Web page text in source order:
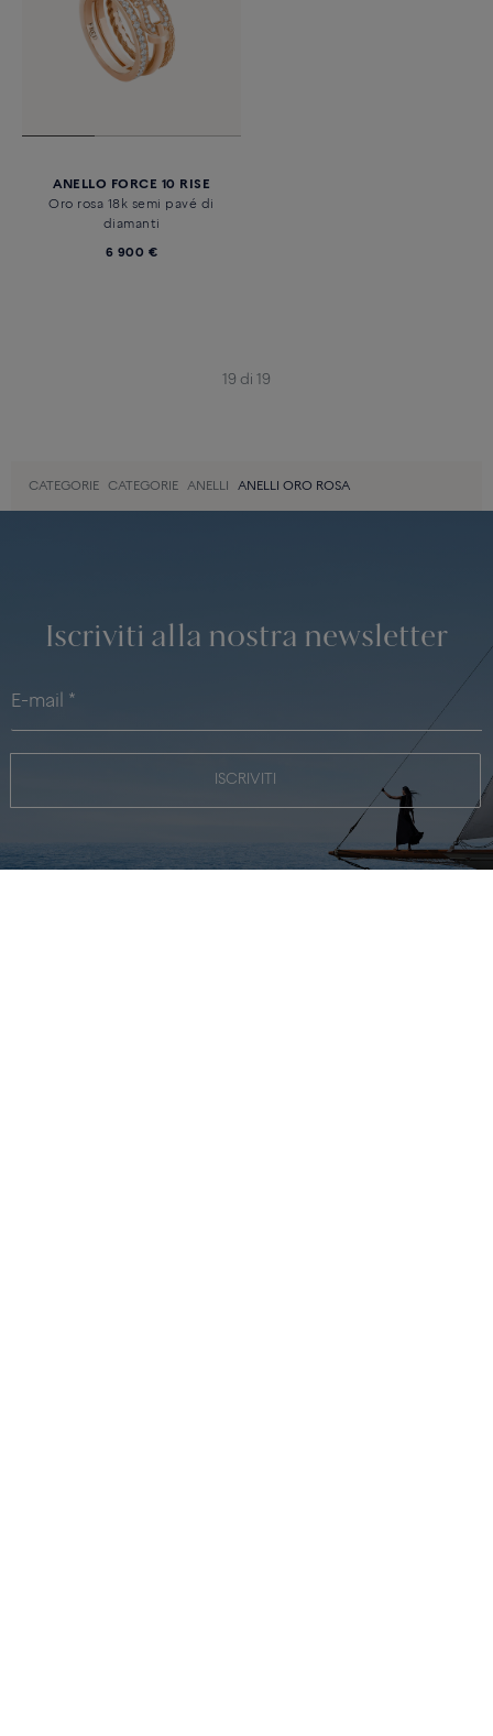
ANELLO FORCE 10 RISE
Oro rosa 18k semi pavé di
diamanti
6 900 €
19 di 19
CATEGORIE CATEGORIE ANELLI ANELLI ORO ROSA
Iscriviti alla nostra newsletter
ISCRIVITI